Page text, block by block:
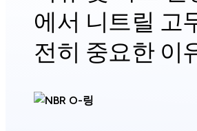
에서 니트릴 고
전히 중요한 이